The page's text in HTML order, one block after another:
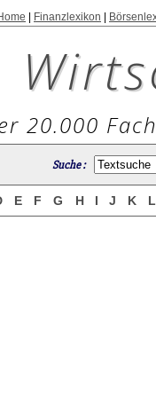
Finanzlexikon
20.000
Suche :
E F G H I J K